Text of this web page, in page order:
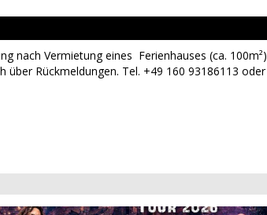
nach Vermietung eines Ferienhauses (ca. 100m²)
Rückmeldungen. Tel. +49 160 93186113 oder